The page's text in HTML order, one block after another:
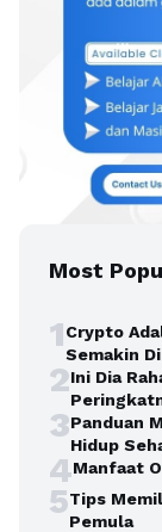
Most
1Crypto
Semakin
2Ini Dia
3Panduan
Hidup
4Manfaat
5Tips
Pemula